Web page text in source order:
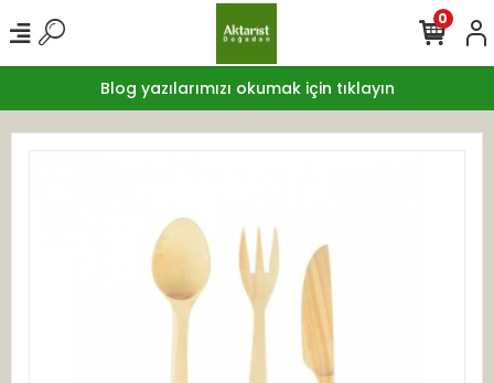
Blog yazılarımızı okumak için tıklayın
0